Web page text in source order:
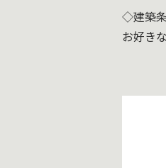
◇建築
お好き